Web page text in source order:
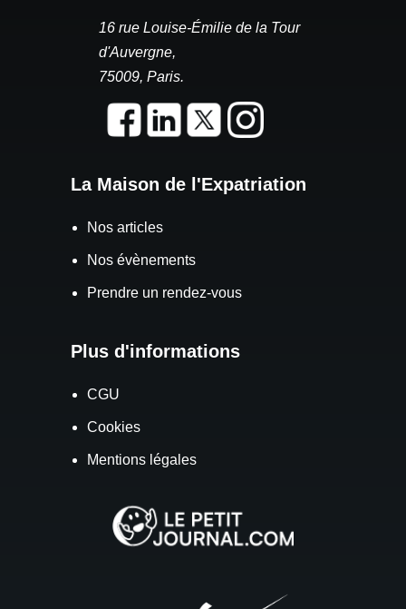
16 rue Louise-Émilie de la Tour
d'Auvergne,
75009, Paris.
La Maison de l'Expatriation
Nos articles
Nos évènements
Prendre un rendez-vous
Plus d'informations
CGU
Cookies
Mentions légales